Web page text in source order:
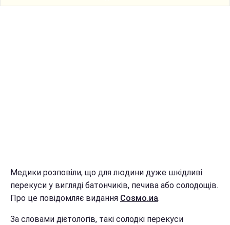
Медики розповіли, що для людини дуже шкідливі
перекуси у вигляді батончиків, печива або солодощів.
Про це повідомляє видання Соѕмо.иа.
За словами дієтологів, такі солодкі перекуси